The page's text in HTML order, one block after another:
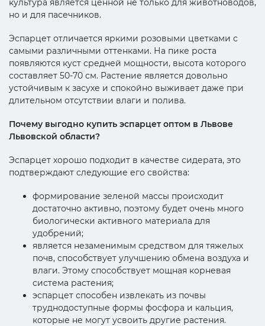
культура является ценной не только для животноводов,
но и для пасечников.
Эспарцет отличается яркими розовыми цветками с
самыми различными оттенками. На пике роста
появляются куст средней мощности, высота которого
составляет 50-70 см. Растение является довольно
устойчивым к засухе и спокойно выживает даже при
длительном отсутствии влаги и полива.
Почему выгодно купить эспарцет оптом в Львове
Львовской области?
Эспарцет хорошо подходит в качестве сидерата, это
подтверждают следующие его свойства:
формирование зеленой массы происходит
достаточно активно, поэтому будет очень много
биологически активного материала для
удобрений;
является незаменимым средством для тяжелых
почв, способствует улучшению обмена воздуха и
влаги. Этому способствует мощная корневая
система растения;
эспарцет способен извлекать из почвы
труднодоступные формы фосфора и кальция,
которые не могут усвоить другие растения.